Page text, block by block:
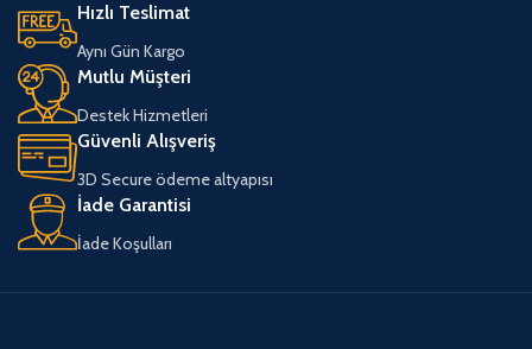
Hızlı Teslimat
Aynı Gün Kargo
Mutlu Müşteri
Destek Hizmetleri
Güvenli Alışveriş
3D Secure ödeme altyapısı
İade Garantisi
İade Koşulları